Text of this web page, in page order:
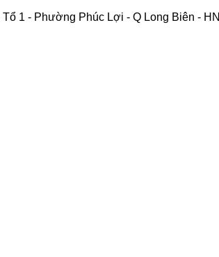
Tổ 1 - Phường Phúc Lợi - Q Long Biên - HN